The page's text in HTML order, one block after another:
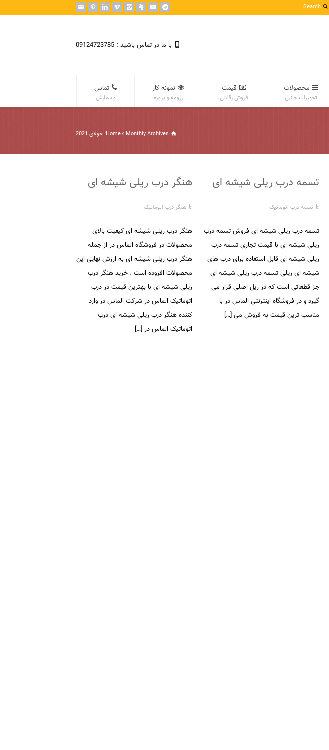
با ما در تماس باشید : 09124723785
محصولات
تجهیزات جانبی
قیمت
فروش رقابتی
نمونه کار
رزومه و پروژه
تماس
و سفارش
Home Monthly Archives: جولای 2021
تسمه درب ریلی شیشه ای
تسمه درب اتوماتیک
تسمه درب ریلی شیشه ای فروش تسمه درب
ریلی شیشه ای با قیمت تجاری تسمه درب
ریلی شیشه ای قابل استفاده برای درب های
شیشه ای ریلی تسمه درب ریلی شیشه ای
جز قطعاتی است که در ریل اصلی قرار می
گیرد و در فروشگاه اینترنتی الماس در با
مناسب ترین قیمت به فروش می […]
هنگر درب ریلی شیشه ای
هنگر درب اتوماتیک
هنگر درب ریلی شیشه ای کیفیت بالای
محصولات در فروشگاه الماس در از جمله
هنگر درب ریلی شیشه ای به ارزش نهایی این
محصولات افزوده است . خرید هنگر درب
ریلی شیشه ای با بهترین قیمت در درب
اتوماتیک الماس در شرکت الماس در وارد
کننده هنگر درب ریلی شیشه ای درب
اتوماتیک الماس در […]